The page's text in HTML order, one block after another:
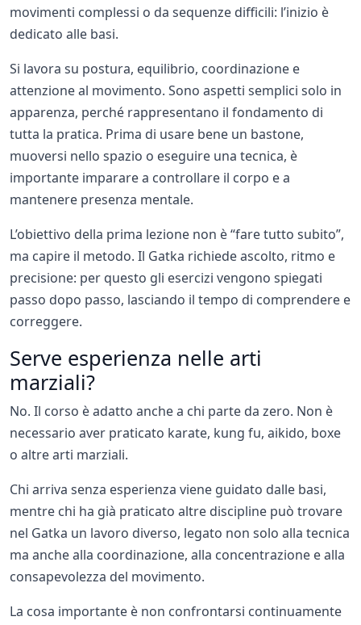
movimenti complessi o da sequenze difficili: l’inizio è
dedicato alle basi.
Si lavora su postura, equilibrio, coordinazione e
attenzione al movimento. Sono aspetti semplici solo in
apparenza, perché rappresentano il fondamento di
tutta la pratica. Prima di usare bene un bastone,
muoversi nello spazio o eseguire una tecnica, è
importante imparare a controllare il corpo e a
mantenere presenza mentale.
L’obiettivo della prima lezione non è “fare tutto subito”,
ma capire il metodo. Il Gatka richiede ascolto, ritmo e
precisione: per questo gli esercizi vengono spiegati
passo dopo passo, lasciando il tempo di comprendere e
correggere.
Serve esperienza nelle arti
marziali?
No. Il corso è adatto anche a chi parte da zero. Non è
necessario aver praticato karate, kung fu, aikido, boxe
o altre arti marziali.
Chi arriva senza esperienza viene guidato dalle basi,
mentre chi ha già praticato altre discipline può trovare
nel Gatka un lavoro diverso, legato non solo alla tecnica
ma anche alla coordinazione, alla concentrazione e alla
consapevolezza del movimento.
La cosa importante è non confrontarsi continuamente